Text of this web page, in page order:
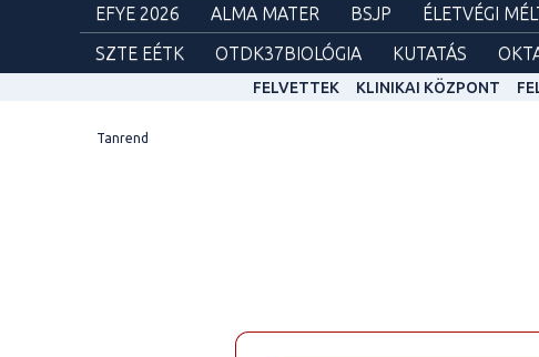
EFYE 2026
ALMA MATER BSJP ÉLETVÉGI
SZTE EÉTK
OTDK37BIOLÓGIA KUTATÁS
FELVETTEK KLINIKAI KÖZPONT
Tanrend